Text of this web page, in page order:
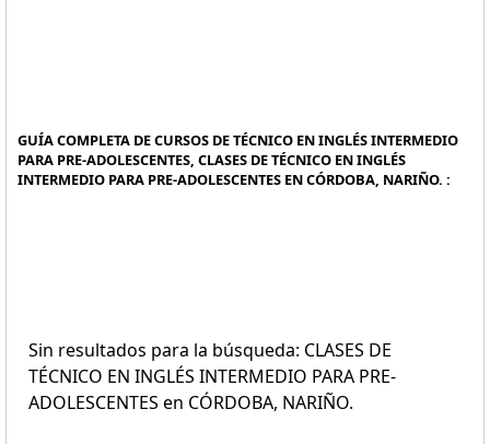
GUÍA COMPLETA DE CURSOS DE TÉCNICO EN INGLÉS INTERMEDIO
PARA PRE-ADOLESCENTES, CLASES DE TÉCNICO EN INGLÉS
INTERMEDIO PARA PRE-ADOLESCENTES EN CÓRDOBA, NARIÑO. :
Sin resultados para la búsqueda: CLASES DE
TÉCNICO EN INGLÉS INTERMEDIO PARA PRE-
ADOLESCENTES en CÓRDOBA, NARIÑO.